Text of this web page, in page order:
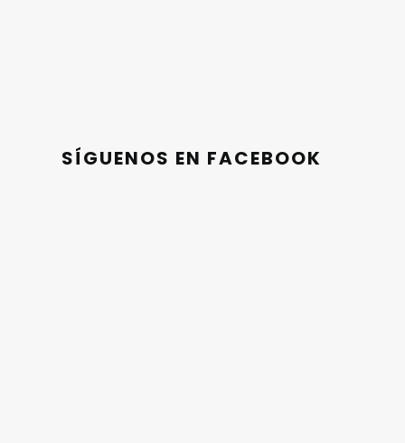
SÍGUENOS EN FACEBOOK